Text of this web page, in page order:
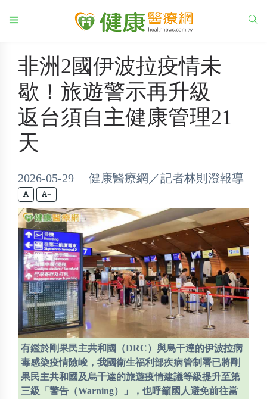
非洲2國伊波拉疫情未
歇！旅遊警示再升級
返台須自主健康管理21
天
2026-05-29 健康醫療網／記者林則澄報導
+
有鑑於剛果民主共和國（DRC）與烏干達的伊波拉病
毒感染疫情險峻，我國衛生福利部疾病管制署已將剛
果民主共和國及烏干達的旅遊疫情建議等級提升至第
三級「警告（Warning）」，也呼籲國人避免前往當